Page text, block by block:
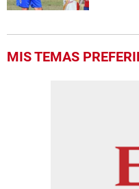
MIS TEMAS